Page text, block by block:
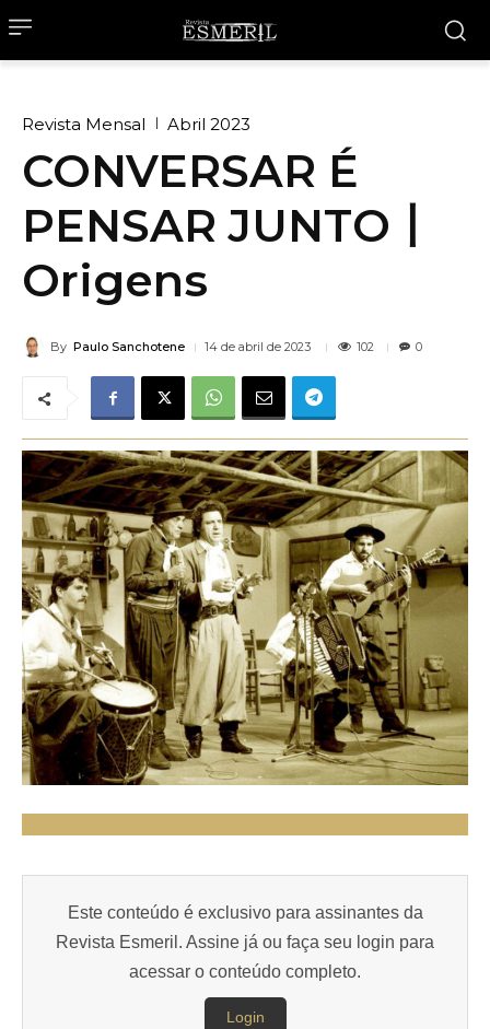
Revista Mensal Abril 2023
CONVERSAR É
PENSAR JUNTO丨
Origens
By Paulo Sanchotene 14 de abril de 2023 102 0
Este conteúdo é exclusivo para assinantes da
Revista Esmeril. Assine já ou faça seu login para
acessar o conteúdo completo.
Login